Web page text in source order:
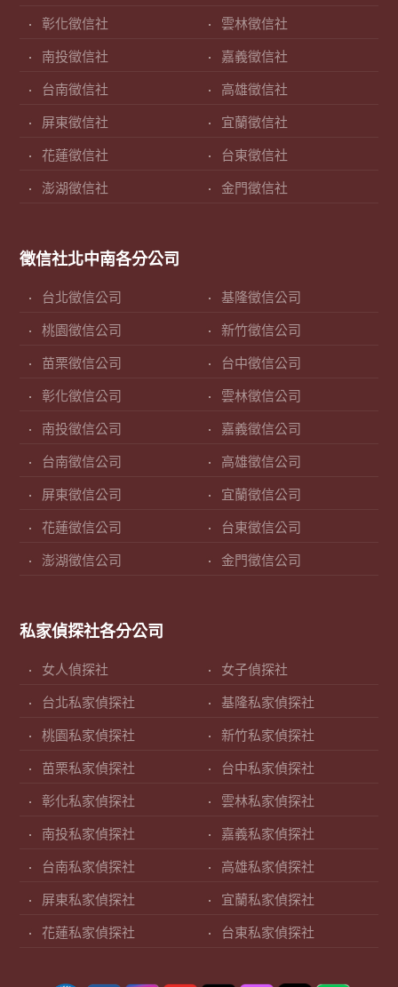
彰化徵信社 雲林徵信社
南投徵信社 嘉義徵信社
台南徵信社 高雄徵信社
屏東徵信社 宜蘭徵信社
花蓮徵信社 台東徵信社
澎湖徵信社 金門徵信社
徵信社北中南各分公司
台北徵信公司 基隆徵信公司
桃園徵信公司 新竹徵信公司
苗栗徵信公司 台中徵信公司
彰化徵信公司 雲林徵信公司
南投徵信公司 嘉義徵信公司
台南徵信公司 高雄徵信公司
屏東徵信公司 宜蘭徵信公司
花蓮徵信公司 台東徵信公司
澎湖徵信公司 金門徵信公司
私家偵探社各分公司
女人偵探社 女子偵探社
台北私家偵探社 基隆私家偵探社
桃園私家偵探社 新竹私家偵探社
苗栗私家偵探社 台中私家偵探社
彰化私家偵探社 雲林私家偵探社
南投私家偵探社 嘉義私家偵探社
台南私家偵探社 高雄私家偵探社
屏東私家偵探社 宜蘭私家偵探社
花蓮私家偵探社 台東私家偵探社